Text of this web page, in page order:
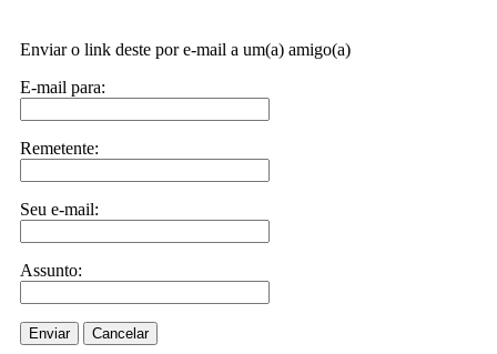
Enviar o link deste por e-mail a um(a) amigo(a)
E-mail para:
Remetente:
Seu e-mail:
Assunto:
Enviar Cancelar